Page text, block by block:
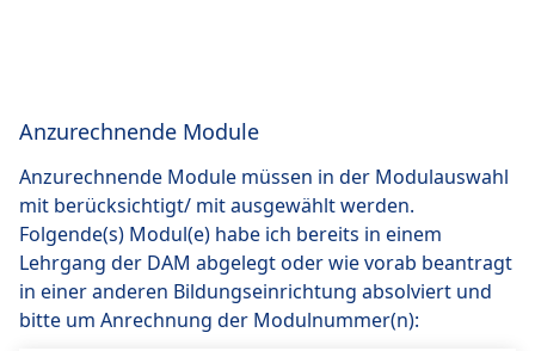
Anzurechnende Module
Anzurechnende Module müssen in der Modulauswahl
mit berücksichtigt/ mit ausgewählt werden.
Folgende(s) Modul(e) habe ich bereits in einem
Lehrgang der DAM abgelegt oder wie vorab beantragt
in einer anderen Bildungseinrichtung absolviert und
bitte um Anrechnung der Modulnummer(n):